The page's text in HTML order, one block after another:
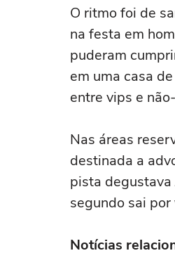
O ritmo foi de
na festa em
puderam
em uma casa
entre vips e
Nas áreas
destinada a
pista degustava
segundo sai
Notícias